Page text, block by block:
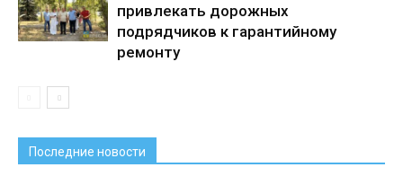
привлекать дорожных
подрядчиков к гарантийному
ремонту
Последние новости